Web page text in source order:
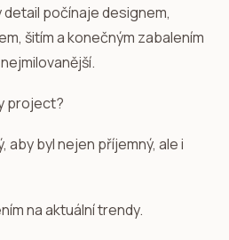
detail počínaje designem,
šitím a konečným zabalením
project?
aby byl nejen příjemný, ale i
na aktuální trendy.